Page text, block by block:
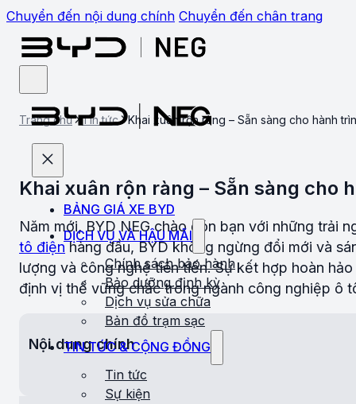
Chuyển đến nội dung chính Chuyển đến chân trang
BẢNG GIÁ XE BYD
DỊCH VỤ VÀ HẬU MÃI
Chính sách bảo hành
Bảo dưỡng định kỳ
Dịch vụ sửa chữa
Bản đồ trạm sạc
TIN TỨC & CỘNG ĐỒNG
Tin tức
Sự kiện
Trang chủ Tin tức Khai xuân rộn ràng – Sẵn sàng cho hành
Khai xuân rộn ràng – Sẵn sàng cho
Năm mới, BYD NEG chào đón bạn với những trải
tô điệnhàng đầu, BYD không ngừng đổi mới và
lượng và công nghệ tiên tiến. Sự kết hợp hoàn
định vị thế vững chắc trong ngành công nghiệp ô
Nội dung chính